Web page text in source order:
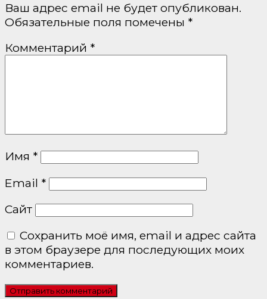
Ваш адрес email не будет опубликован.
Обязательные поля помечены *
Комментарий *
Имя *
Email *
Сайт
Сохранить моё имя, email и адрес сайта
в этом браузере для последующих моих
комментариев.